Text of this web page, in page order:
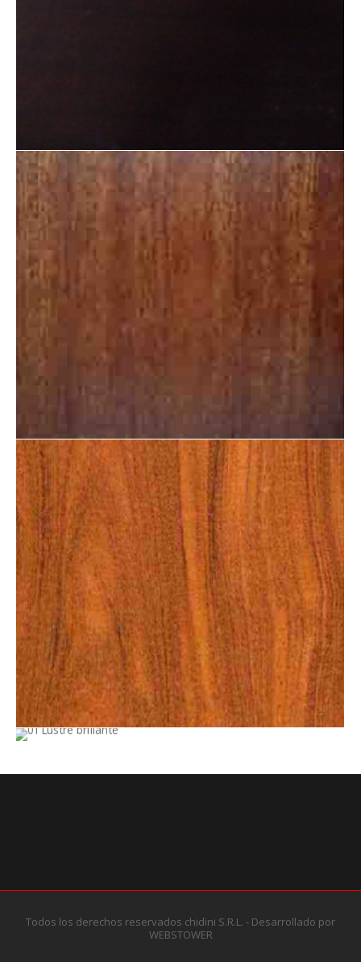
Todos los derechos reservados chidini S.R.L. - Desarrollado por
WEBSTOWER